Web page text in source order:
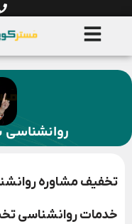
روانشناسی
تخفیف مشاوره
خدمات روانشناسی